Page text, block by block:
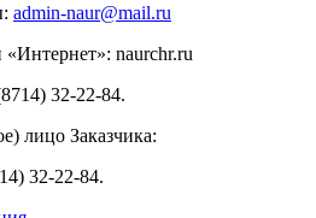
admin-naur@mail.ru
naurchr.ru
32-22-84.
лицо Заказчика:
32-22-84.